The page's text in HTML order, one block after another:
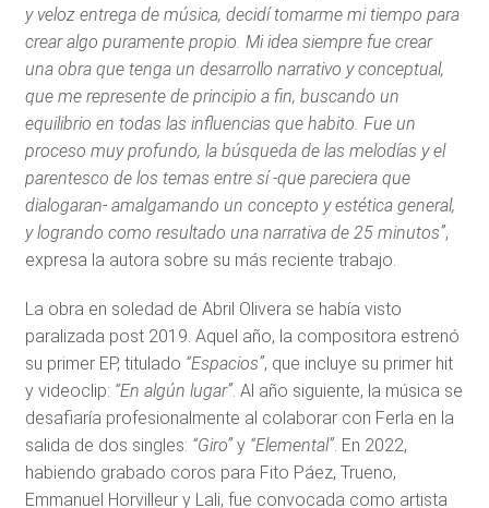
y veloz entrega de música, decidí tomarme mi tiempo para
crear algo puramente propio. Mi idea siempre fue crear
una obra que tenga un desarrollo narrativo y conceptual,
que me represente de principio a fin, buscando un
equilibrio en todas las influencias que habito. Fue un
proceso muy profundo, la búsqueda de las melodías y el
parentesco de los temas entre sí -que pareciera que
dialogaran- amalgamando un concepto y estética general,
y logrando como resultado una narrativa de 25 minutos”,
expresa la autora sobre su más reciente trabajo.
La obra en soledad de Abril Olivera se había visto
paralizada post 2019. Aquel año, la compositora estrenó
su primer EP, titulado “Espacios”, que incluye su primer hit
y videoclip: “En algún lugar”. Al año siguiente, la música se
desafiaría profesionalmente al colaborar con Ferla en la
salida de dos singles: “Giro”y “Elemental”. En 2022,
habiendo grabado coros para Fito Páez, Trueno,
Emmanuel Horvilleur y Lali, fue convocada como artista